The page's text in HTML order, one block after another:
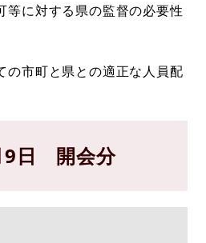
に対する県の監督の必要性
市町と県との適正な人員配
9日 開会分